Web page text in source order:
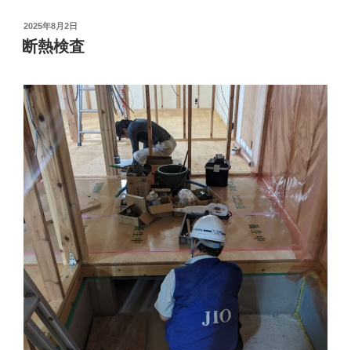
投
稿
日:
2025年8月2日
断熱検査